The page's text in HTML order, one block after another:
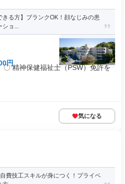
きる方】ブランクOK！顔なじみの患
ショ...
円
〇 精神保健福祉士（PSW）免許を
気になる
費技工スキルが身につく！プライベ